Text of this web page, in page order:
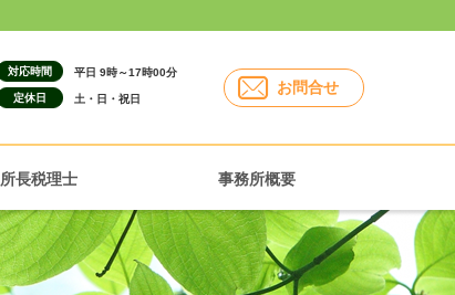
対応時間 平日 9時～17時00分
定休日 土・日・祝日
お問合せ
所長税理士 事務所概要